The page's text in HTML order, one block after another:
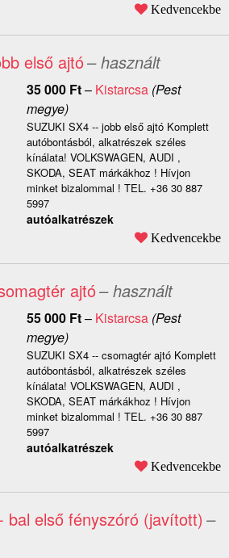
Kedvencekbe
első ajtó– használt
35 000 Ft– Kistarcsa(Pest
megye)
SUZUKI SX4 -- jobb első ajtó Komplett
autóbontásból, alkatrészek széles
kínálata! VOLKSWAGEN, AUDI ,
SKODA, SEAT márkákhoz ! Hívjon
minket bizalommal ! TEL. +36 30 887
5997
autóalkatrészek
Kedvencekbe
ajtó– használt
55 000 Ft– Kistarcsa(Pest
megye)
SUZUKI SX4 -- csomagtér ajtó Komplett
autóbontásból, alkatrészek széles
kínálata! VOLKSWAGEN, AUDI ,
SKODA, SEAT márkákhoz ! Hívjon
minket bizalommal ! TEL. +36 30 887
5997
autóalkatrészek
Kedvencekbe
bal első fényszóró (javított) –